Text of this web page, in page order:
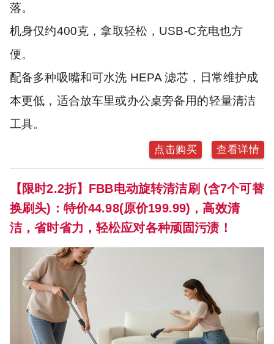
落。
机身仅约400克，拿取轻松，USB-C充电也方
便。
配备多种吸嘴和可水洗 HEPA 滤芯，日常维护成
本更低，适合放车里或办公桌旁备用的轻量清洁
工具。
点击购买 查看详情
【限时2.2折】FBB电动旋转清洁刷 (含7个可替
换刷头)：特价44.98(原价199.99)，高效清
洁，省时省力，轻松应对各种顽固污渍！